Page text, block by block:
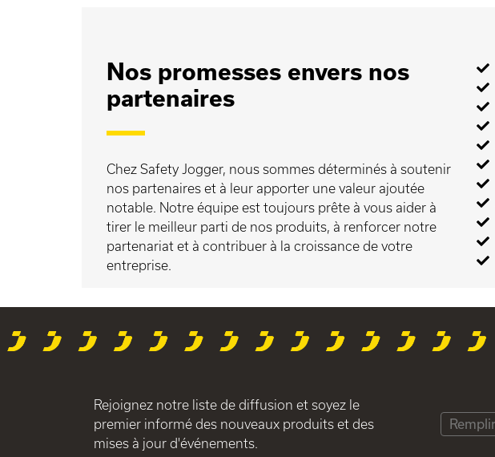
Nos promesses envers nos
partenaires
Chez Safety Jogger, nous sommes déterminés à soutenir
nos partenaires et à leur apporter une valeur ajoutée
notable. Notre équipe est toujours prête à vous aider à
tirer le meilleur parti de nos produits, à renforcer notre
partenariat et à contribuer à la croissance de votre
entreprise.
Rejoignez notre liste de diffusion et soyez le
premier informé des nouveaux produits et des
mises à jour d'événements.